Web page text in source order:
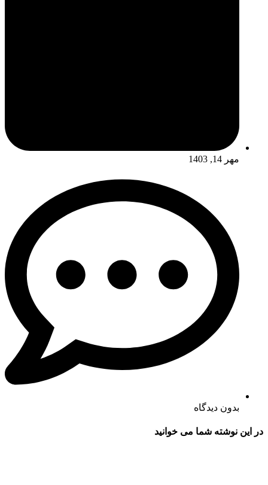
مهر 14, 1403
بدون دیدگاه
در این نوشته شما می خوانید